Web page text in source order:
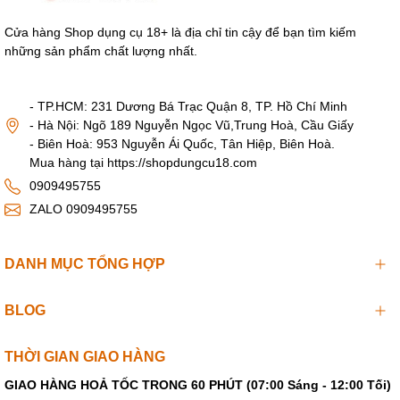
Tùy chọn chế độ rung theo ý thích.
dụng.
Cửa hàng Shop dụng cụ 18+ là địa chỉ tin cậy để bạn tìm kiếm
những sản phẩm chất lượng nhất.
- TP.HCM: 231 Dương Bá Trạc Quận 8, TP. Hồ Chí Minh
- Hà Nội: Ngõ 189 Nguyễn Ngọc Vũ,Trung Hoà, Cầu Giấy
- Biên Hoà: 953 Nguyễn Ái Quốc, Tân Hiệp, Biên Hoà.
Mua hàng tại https://shopdungcu18.com
0909495755
ZALO 0909495755
DANH MỤC TỔNG HỢP
BLOG
THỜI GIAN GIAO HÀNG
GIAO HÀNG HOẢ TỐC TRONG 60 PHÚT (07:00 Sáng - 12:00 Tối)